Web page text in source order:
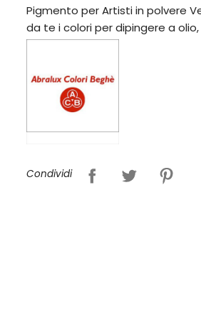
Pigmento per Artisti in polvere
da te i colori per dipingere a
Condividi